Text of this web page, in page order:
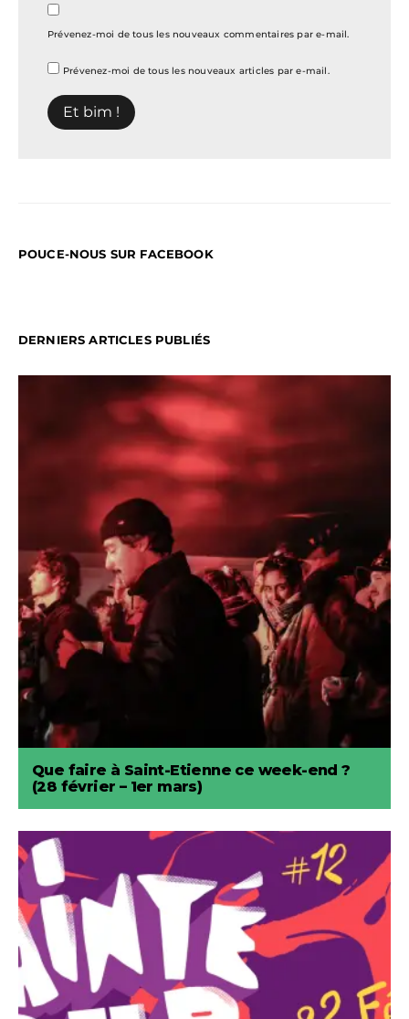
Prévenez-moi de tous les nouveaux commentaires par e-mail.
Prévenez-moi de tous les nouveaux articles par e-mail.
POUCE-NOUS SUR FACEBOOK
DERNIERS ARTICLES PUBLIÉS
Que faire à Saint-Etienne ce week-end ?
(28 février – 1er mars)